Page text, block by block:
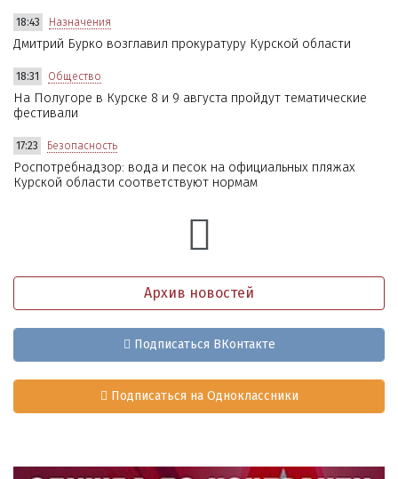
18:43 Назначения
Дмитрий Бурко возглавил прокуратуру Курской области
18:31 Общество
На Полугоре в Курске 8 и 9 августа пройдут тематические
фестивали
17:23 Безопасность
Роспотребнадзор: вода и песок на официальных пляжах
Курской области соответствуют нормам
Архив новостей
Подписаться ВКонтакте
Подписаться на Одноклассники